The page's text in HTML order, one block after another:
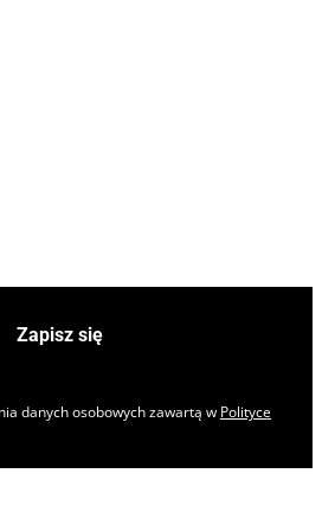
Zapisz się
danych osobowych zawartą w Polityce